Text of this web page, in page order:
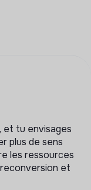
et tu envisages
plus de sens
les ressources
et